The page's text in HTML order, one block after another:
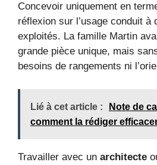
Concevoir uniquement en
réflexion sur l’usage conduit à
exploités. La famille Martin
grande pièce unique, mais
besoins de rangements ni
Lié à cet article :
Note de
comment la rédiger
Travailler avec un architecte